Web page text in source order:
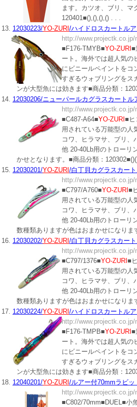
ます。カツオ、ブリ、
120401■(),(),(),() . . .
13. 12030223/YO-ZURI /ハイドロスカートル
http://
■F176-TMYB■YO-ZURI ■
ート。海外では超人気の
にビニールペイントをコ
すぎるウォブリングをス
ンが大型魚には効きます■商品分類：
14. 12030206/ニューパールカグラスカート
http://
■C487-A64■YO-ZURI ■ヒ
用されている万能型の人
コワ、ヒラマサ、ブリ、
他 20-40Lb用のトローリ
かせとなります。■商品分類：
15. 12030201/YO-ZURI /白丁貝カグラスカー
http://
■C797/A760■YO-ZURI ■
用されている万能型の人
コワ、ヒラマサ、ブリ、
他 20-40Lb用のトローリ
数種類ありますが色はおまかせになり
16. 12030202/YO-ZURI /白丁貝カグラスカー
http://
■C797/1376■YO-ZURI ■
用されている万能型の人
コワ、ヒラマサ、ブリ、
他 20-40Lb用のトローリ
数種類ありますが色はおまかせになり
17. 12030224/YO-ZURI /ハイドロスカートル
http://
■F176-TMPB■YO-ZURI ■
ート。海外では超人気の
にビニールペイントをコ
すぎるウォブリングをス
ンが大型魚には効きます■商品分類：
18. 12040201/YO-ZURI /ルアー付70mmラビ
http://
■C802/70mm■DUEL■小